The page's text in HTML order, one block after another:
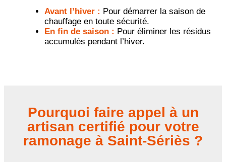
Avant l’hiver : Pour démarrer la saison de
chauffage en toute sécurité.
En fin de saison : Pour éliminer les résidus
accumulés pendant l’hiver.
Pourquoi faire appel à un
artisan certifié pour votre
ramonage à Saint-Sériès ?